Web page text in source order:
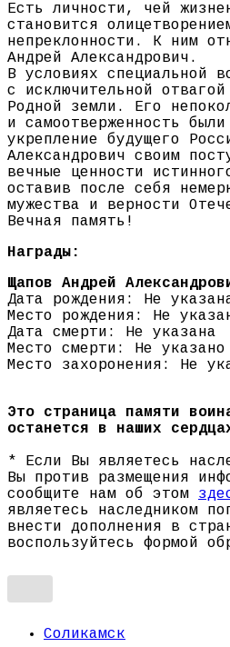
Есть личности, чей
становится
непреклонности. К ним
Андрей Александрович.
В условиях специальной
с исключительной
Родной земли. Его
и самоотверженность
укрепление будущего
Александрович своим
вечные ценности
оставив после себя
мужества и верности
Вечная память!
Награды:
Щапов Андрей
Дата рождения: Не
Место рождения: Не
Дата смерти: Не указана
Место смерти: Не указано
Место захоронения: Не
Это страница памяти
останется в наших
* Если Вы являетесь
Вы против размещения
сообщите нам об этом
являетесь наследником
внести дополнения в
воспользуйтесь формой
Соликамск